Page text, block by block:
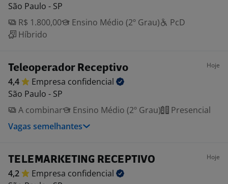
São Paulo - SP
R$ 1.800,00
Ensino Médio (2º Grau)
PcD
Híbrido
Teleoperador Receptivo Hoje
4,4 Empresa confidencial
São Paulo - SP
A combinar
Ensino Médio (2º Grau)
Presencial
Vagas semelhantes
TELEMARKETING RECEPTIVO Hoje
4,2 Empresa confidencial